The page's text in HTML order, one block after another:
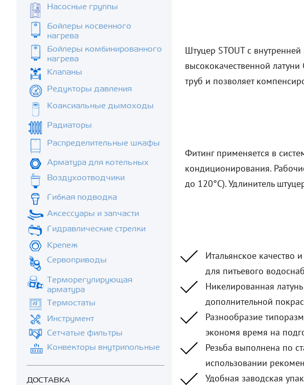
Насосные группы
Бойлеры косвенного
нагрева
Бойлеры комбинированного
нагрева
Клапаны
Редукторы давления
Коаксиальные дымоходы
Радиаторы
Распределительные шкафы
Арматура для котельных
Воздухоотводчики
Гибкая подводка
Аксессуары и запчасти
Гидравлические стрелки
Крепеж
Сервоприводы
Терморегулирующая
арматура
Термостаты
Инструмент
Сетчатые фильтры
Конвекторы внутрипольные
ДОСТАВКА
Штуцер STOUT с
высококачественной
труб и позволяет
Фитинг применяется в
кондиционирования.
до 120°C). Удлинитель
Итальянское качество
для питьевого
Никелированная
дополнительной
Разнообразие
экономя время на
Резьба выполнена по
использовании
Удобная заводская